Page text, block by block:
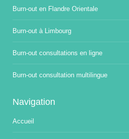
Burn-out en Flandre Orientale
Burn-out à Limbourg
Burn-out consultations en ligne
Burn-out consultation multilingue
Navigation
Accueil